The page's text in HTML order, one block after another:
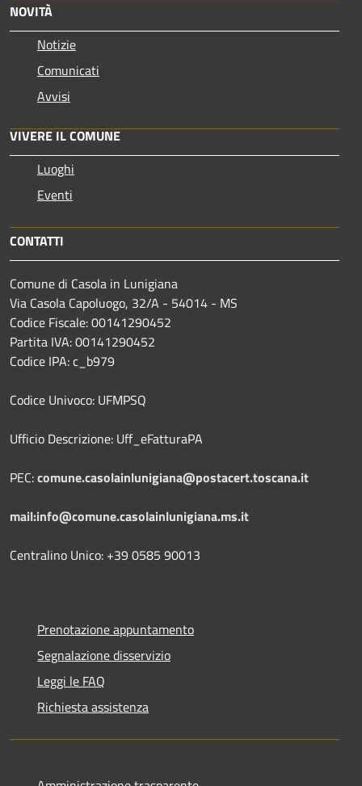
NOVITÀ
Notizie
Comunicati
Avvisi
VIVERE IL COMUNE
Luoghi
Eventi
CONTATTI
Comune di Casola in Lunigiana
Via Casola Capoluogo, 32/A - 54014 - MS
Codice Fiscale: 00141290452
Partita IVA: 00141290452
Codice IPA: c_b979
Codice Univoco: UFMPSQ
Ufficio Descrizione: Uff_eFatturaPA
PEC:comune.casolainlunigiana@postacert.toscana.it
mail:info@comune.casolainlunigiana.ms.it
Centralino Unico: +39 0585 90013
Prenotazione appuntamento
Segnalazione disservizio
Leggi le FAQ
Richiesta assistenza